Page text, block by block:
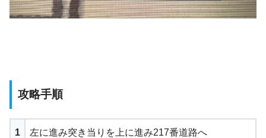
攻略手順
1 左に進み突き当りを上に進み217番道路へ